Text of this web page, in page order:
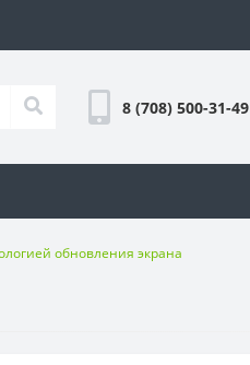
8 (708) 500-31-49
обновления экрана